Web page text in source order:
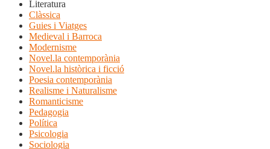
Literatura
Clàssica
Guies i Viatges
Medieval i Barroca
Modernisme
Novel.la contemporània
Novel.la històrica i ficció
Poesia contemporània
Realisme i Naturalisme
Romanticisme
Pedagogia
Política
Psicologia
Sociologia